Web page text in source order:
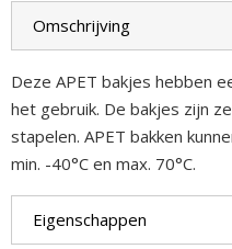
Omschrijving
Deze APET bakjes hebben
het gebruik. De bakjes zijn
stapelen. APET bakken
min. -40°C en max. 70°C.
Eigenschappen